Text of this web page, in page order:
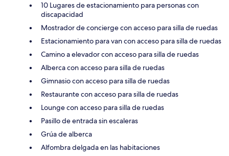
10 Lugares de estacionamiento para personas con
discapacidad
Mostrador de concierge con acceso para silla de ruedas
Estacionamiento para van con acceso para silla de ruedas
Camino a elevador con acceso para silla de ruedas
Alberca con acceso para silla de ruedas
Gimnasio con acceso para silla de ruedas
Restaurante con acceso para silla de ruedas
Lounge con acceso para silla de ruedas
Pasillo de entrada sin escaleras
Grúa de alberca
Alfombra delgada en las habitaciones